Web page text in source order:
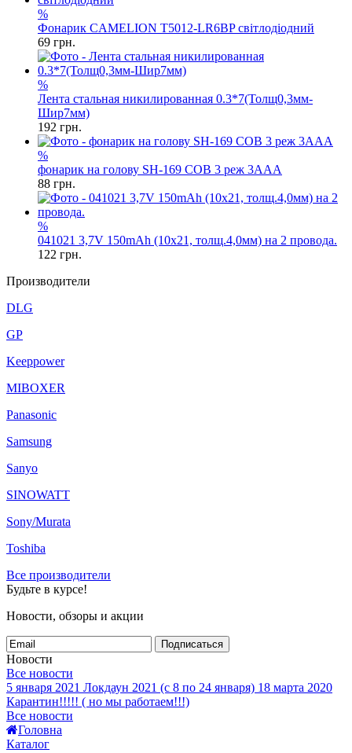
%
Фонарик CAMELION T5012-LR6BP світлодіодний
69 грн.
%
Лента стальная никилированная 0.3*7(Толщ0,3мм-
Шир7мм)
192 грн.
%
фонарик на голову SH-169 COB 3 реж 3AAA
88 грн.
%
041021 3,7V 150mAh (10x21, толщ.4,0мм) на 2 провода.
122 грн.
Производители
DLG
GP
Keeppower
MIBOXER
Panasonic
Samsung
Sanyo
SINOWATT
Sony/Murata
Toshiba
Все производители
Будьте в курсе!
Новости, обзоры и акции
Подписаться
Новости
Все новости
5 января 2021 Локдаун 2021 (с 8 по 24 января) 18 марта 2020
Карантин!!!!! ( но мы работаем!!!)
Все новости
Головна
Каталог